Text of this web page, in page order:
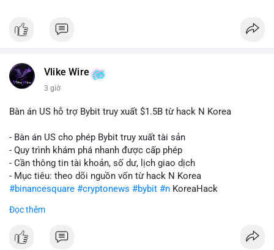
Vlike Wire
3 giờ
Bàn án US hỗ trợ Bybit truy xuất $1.5B từ hack N Korea
- Bàn án US cho phép Bybit truy xuất tài sản
- Quy trình khám phá nhanh được cấp phép
- Cần thông tin tài khoản, số dư, lịch giao dịch
- Mục tiêu: theo dõi nguồn vốn từ hack N Korea
#binancesquare #cryptonews #bybit #n KoreaHack
$btc $eth
#vlikevn #titanbot
Đọc thêm